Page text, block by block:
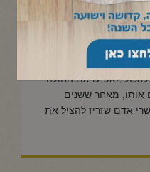
לאכול, אפילו מאה
ואפילו אם החולה
אותו, מאחר ששנים
אדם שזריז להציל את